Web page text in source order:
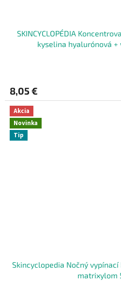
SKINCYCLOPÉDIA
kyselina hyalurónová
8,05 €
Akcia
Novinka
Tip
Skincyclopedia Nočný
matrixylom